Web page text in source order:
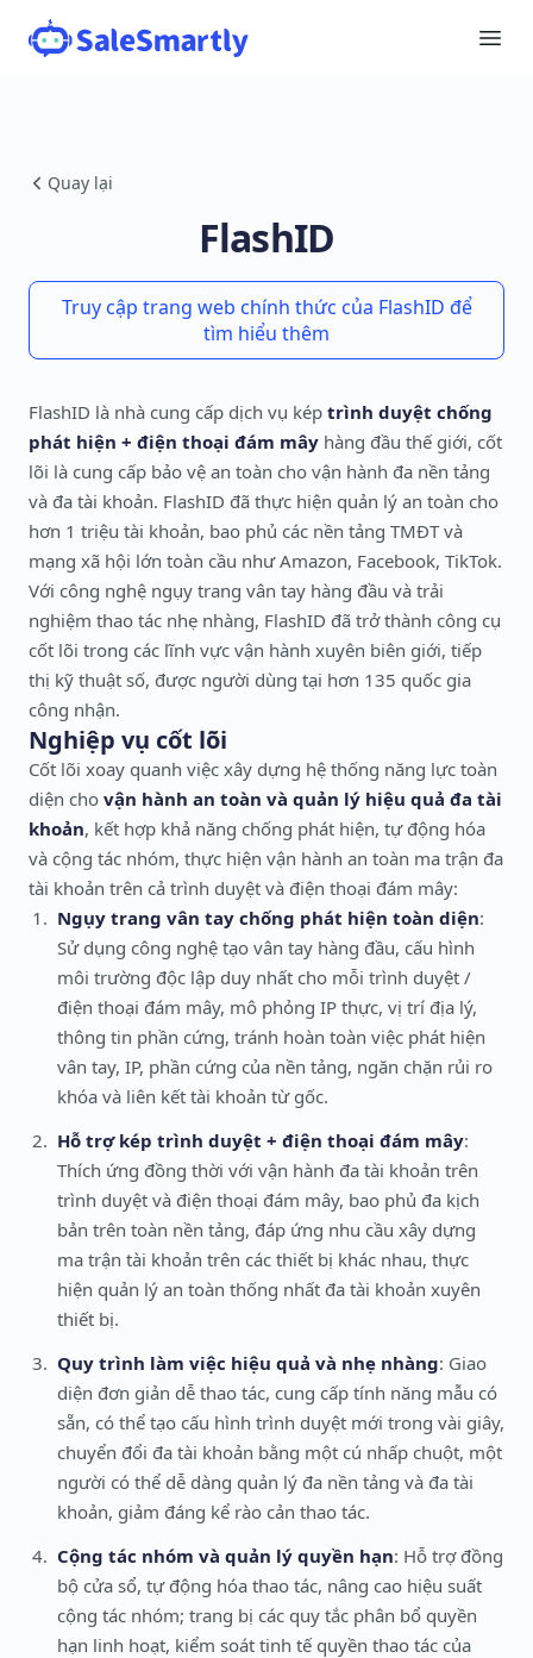
Quay lại
FlashID
Truy cập trang web chính thức của FlashID để
tìm hiểu thêm
FlashID là nhà cung cấp dịch vụ kép trình duyệt chống
phát hiện + điện thoại đám mây hàng đầu thế giới, cốt
lõi là cung cấp bảo vệ an toàn cho vận hành đa nền tảng
và đa tài khoản. FlashID đã thực hiện quản lý an toàn cho
hơn 1 triệu tài khoản, bao phủ các nền tảng TMĐT và
mạng xã hội lớn toàn cầu như Amazon, Facebook, TikTok.
Với công nghệ ngụy trang vân tay hàng đầu và trải
nghiệm thao tác nhẹ nhàng, FlashID đã trở thành công cụ
cốt lõi trong các lĩnh vực vận hành xuyên biên giới, tiếp
thị kỹ thuật số, được người dùng tại hơn 135 quốc gia
công nhận.
Nghiệp vụ cốt lõi
Cốt lõi xoay quanh việc xây dựng hệ thống năng lực toàn
diện cho vận hành an toàn và quản lý hiệu quả đa tài
khoản, kết hợp khả năng chống phát hiện, tự động hóa
và cộng tác nhóm, thực hiện vận hành an toàn ma trận đa
tài khoản trên cả trình duyệt và điện thoại đám mây:
Ngụy trang vân tay chống phát hiện toàn diện:
Sử dụng công nghệ tạo vân tay hàng đầu, cấu hình
môi trường độc lập duy nhất cho mỗi trình duyệt /
điện thoại đám mây, mô phỏng IP thực, vị trí địa lý,
thông tin phần cứng, tránh hoàn toàn việc phát hiện
vân tay, IP, phần cứng của nền tảng, ngăn chặn rủi ro
khóa và liên kết tài khoản từ gốc.
Hỗ trợ kép trình duyệt + điện thoại đám mây:
Thích ứng đồng thời với vận hành đa tài khoản trên
trình duyệt và điện thoại đám mây, bao phủ đa kịch
bản trên toàn nền tảng, đáp ứng nhu cầu xây dựng
ma trận tài khoản trên các thiết bị khác nhau, thực
hiện quản lý an toàn thống nhất đa tài khoản xuyên
thiết bị.
Quy trình làm việc hiệu quả và nhẹ nhàng: Giao
diện đơn giản dễ thao tác, cung cấp tính năng mẫu có
sẵn, có thể tạo cấu hình trình duyệt mới trong vài giây,
chuyển đổi đa tài khoản bằng một cú nhấp chuột, một
người có thể dễ dàng quản lý đa nền tảng và đa tài
khoản, giảm đáng kể rào cản thao tác.
Cộng tác nhóm và quản lý quyền hạn: Hỗ trợ đồng
bộ cửa sổ, tự động hóa thao tác, nâng cao hiệu suất
cộng tác nhóm; trang bị các quy tắc phân bổ quyền
hạn linh hoạt, kiểm soát tinh tế quyền thao tác của